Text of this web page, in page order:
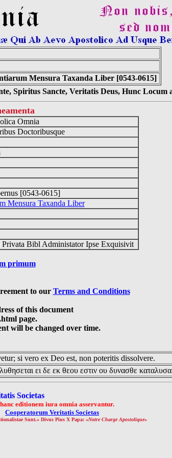
Mensura Taxanda Liber [0543-0615]
Spiritus Sancte, Veritatis Deus, Hunc Locum
Omnia
Doctoribusque
[0543-0615]
Mensura Taxanda Liber
Bibl Administator Ipse Exquisivit
primum
to our Terms and Conditions
of this document
page.
will be changed over time.
si vero ex Deo est, non poteritis dissolvere.
ει δε εκ θεου εστιν ου δυνασθε
Societas
editionem iura omnia asservantur.
Cooperatorum Veritatis Societas
Sunt.» Divus Pius X Papa: «Notre Charge Apostolique»